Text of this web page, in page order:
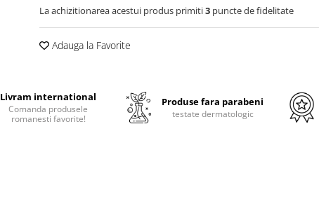
La achizitionarea acestui produs primiti3 puncte de fidelitate
Adauga la Favorite
Livram international
Comanda produsele
romanesti favorite!
Produse fara parabeni
testate dermatologic